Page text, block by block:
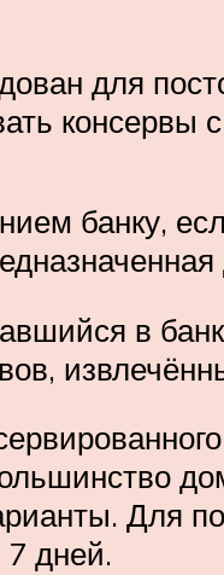
для
консервы
банку,
в
Для
7 дней.